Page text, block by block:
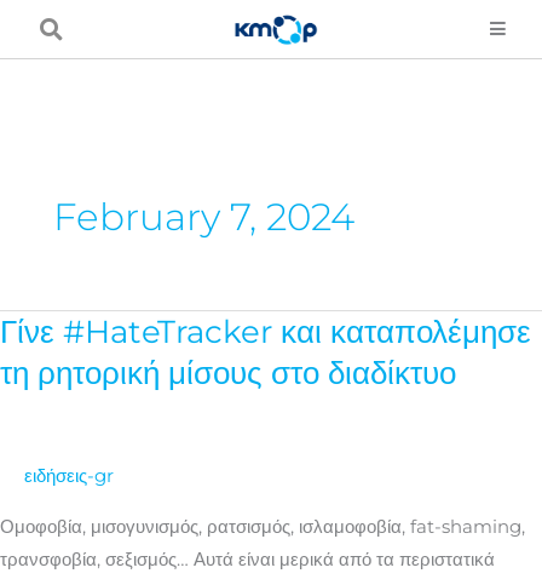
Μετάβαση
February 7, 2024
Γίνε #HateTracker και καταπολέμησε
τη ρητορική μίσους στο διαδίκτυο
ειδήσεις-gr
Ομοφοβία, μισογυνισμός, ρατσισμός, ισλαμοφοβία, fat-shaming,
τρανσφοβία, σεξισμός… Αυτά είναι μερικά από τα περιστατικά
Γίνε
και
ρητορική
μίσους
στο